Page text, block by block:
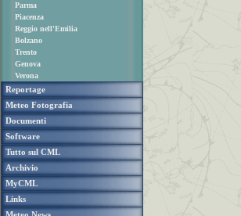
Parma
Piacenza
Reggio nell'Emilia
Bolzano
Trento
Genova
Verona
Reportage
Meteo Fotografia
Documenti
Software
Tutto sul CML
Archivio
MyCML
Links